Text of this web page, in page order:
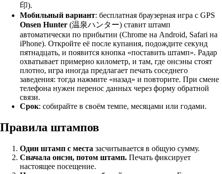
印).
Мобильный вариант: бесплатная браузерная игра с GPS
Onsen Hunter (温泉ハンター) ставит штамп
автоматически по прибытии (Chrome на Android, Safari на
iPhone). Откройте её после купания, подождите секунд
пятнадцать, и появится кнопка «поставить штамп». Радар
охватывает примерно километр, и там, где онсэны стоят
плотно, игра иногда предлагает печать соседнего
заведения: тогда нажмите «назад» и повторите. При смене
телефона нужен перенос данных через форму обратной
связи.
Срок: собирайте в своём темпе, месяцами или годами.
Правила штампов
Один штамп с места засчитывается в общую сумму.
Сначала онсэн, потом штамп. Печать фиксирует
настоящее посещение.